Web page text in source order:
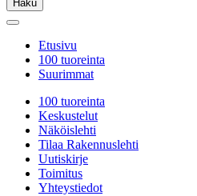
Haku
Etusivu
100 tuoreinta
Suurimmat
100 tuoreinta
Keskustelut
Näköislehti
Tilaa Rakennuslehti
Uutiskirje
Toimitus
Yhteystiedot